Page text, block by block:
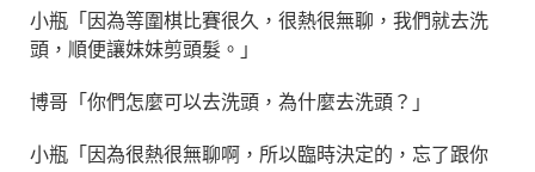
小瓶「因為等圍棋比賽很久，很熱很無聊，我們就去洗
頭，順便讓妹妹剪頭髮。」
博哥「你們怎麼可以去洗頭，為什麼去洗頭？」
小瓶「因為很熱很無聊啊，所以臨時決定的，忘了跟你